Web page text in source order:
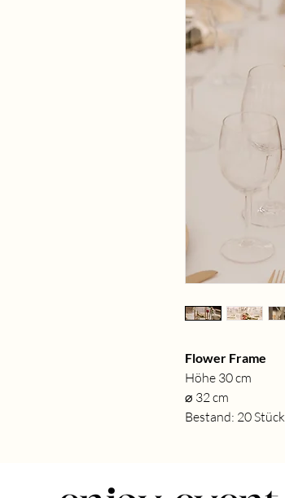
Flower Frame
Höhe 30 cm
⌀ 32 cm
Bestand: 20 Stück